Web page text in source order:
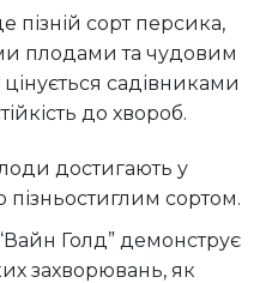
пізній сорт персика,
плодами та чудовим
садівниками
до хвороб.
достигають у
сортом.
Голд” демонструє
захворювань, як